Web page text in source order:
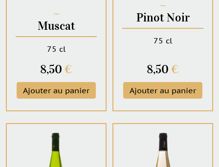
─
Muscat
75 cl
8,50 €
Ajouter au panier
─
Pinot Noir
75 cl
8,50 €
Ajouter au panier